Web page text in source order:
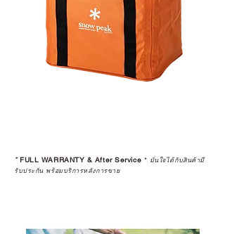
*FULL WARRANTY & After Service * มั่นใจได้กับสินค้ามี
รับประกัน พร้อมบริการหลังการขาย